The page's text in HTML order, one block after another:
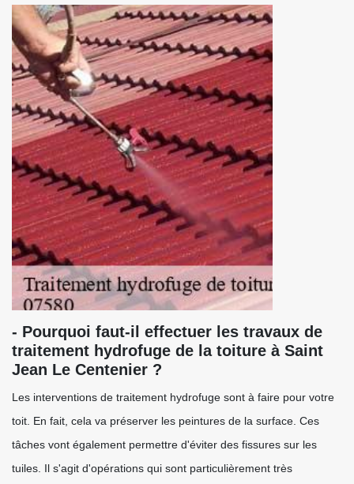
- Pourquoi faut-il effectuer les travaux de
traitement hydrofuge de la toiture à Saint
Jean Le Centenier ?
Les interventions de traitement hydrofuge sont à faire pour votre
toit. En fait, cela va préserver les peintures de la surface. Ces
tâches vont également permettre d'éviter des fissures sur les
tuiles. Il s'agit d'opérations qui sont particulièrement très